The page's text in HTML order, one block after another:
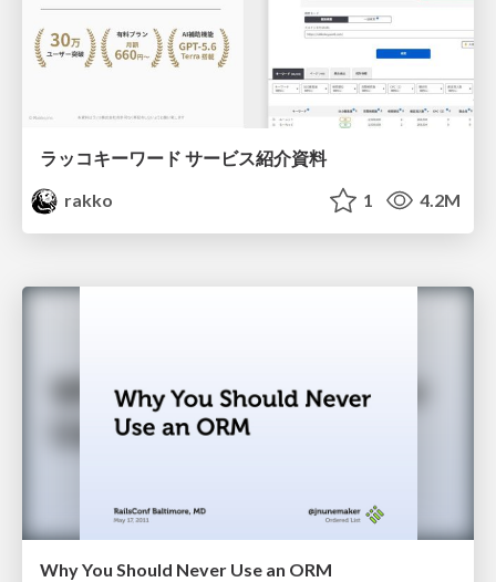
ラッコキーワード サービス紹介資料
rakko
1 4.2M
Why You Should Never Use an ORM